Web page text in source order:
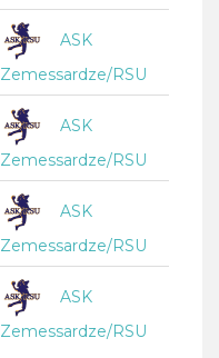
ASK
Zemessardze/RSU
ASK
Zemessardze/RSU
ASK
Zemessardze/RSU
ASK
Zemessardze/RSU